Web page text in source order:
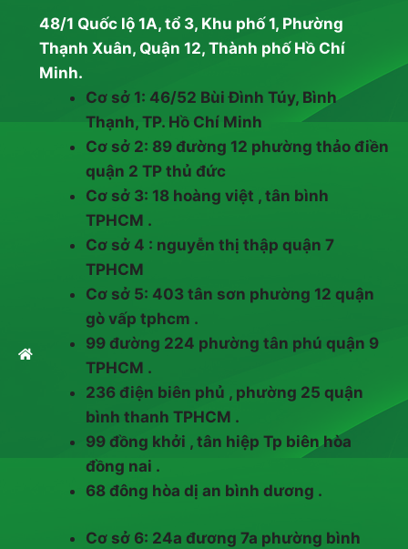
48/1 Quốc lộ 1A, tổ 3, Khu phố 1, Phường
Thạnh Xuân, Quận 12, Thành phố Hồ Chí
Minh.
Cơ sở 1: 46/52 Bùi Đình Túy, Bình
Thạnh, TP. Hồ Chí Minh
Cơ sở 2: 89 đường 12 phường thảo điền
quận 2 TP thủ đức
Cơ sở 3: 18 hoàng việt , tân bình
TPHCM .
Cơ sở 4 : nguyễn thị thập quận 7
TPHCM
Cơ sở 5: 403 tân sơn phường 12 quận
gò vấp tphcm .
99 đường 224 phường tân phú quận 9
TPHCM .
236 điện biên phủ , phường 25 quận
bình thanh TPHCM .
99 đồng khởi , tân hiệp Tp biên hòa
đồng nai .
68 đông hòa dị an bình dương .
Cơ sở 6: 24a đương 7a phường bình